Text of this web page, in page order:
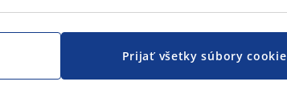
Prijať všetky súbory cookie